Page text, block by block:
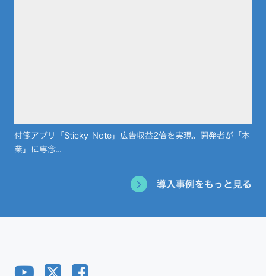
付箋アプリ「Sticky Note」広告収益2倍を実現。開発者が「本
業」に専念...
導入事例をもっと見る